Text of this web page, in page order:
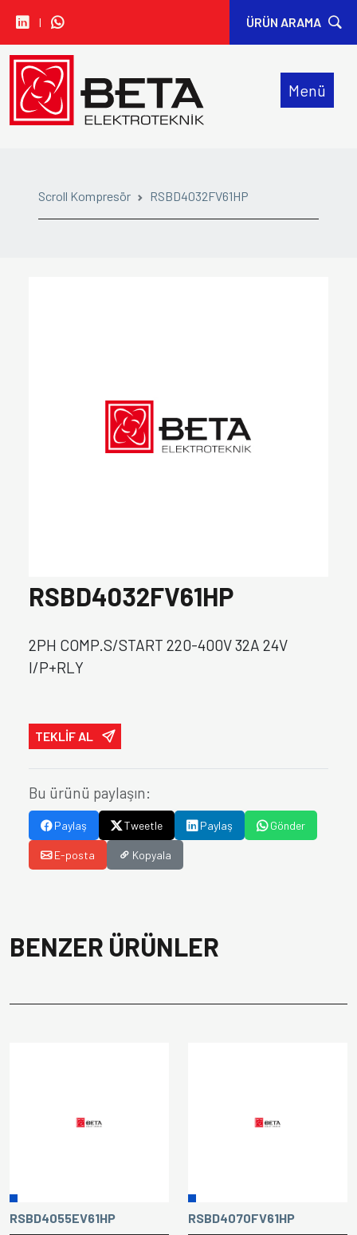
I ÜRÜN ARAMA
Menü
Scroll Kompresör RSBD4032FV61HP
RSBD4032FV61HP
2PH COMP.S/START 220-400V 32A 24V
I/P+RLY
TEKLİF AL
Bu ürünü paylaşın:
Paylaş Tweetle Paylaş Gönder
E-posta Kopyala
BENZER ÜRÜNLER
RSBD4055EV61HP RSBD4070FV61HP
• CARLO GAVAZZI
• IDEM SAFETY